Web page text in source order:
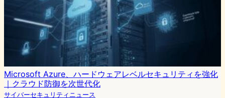
Microsoft Azure、ハードウェアレベルセキュリティを強化
｜クラウド防御を次世代化
サイバーセキュリティニュース